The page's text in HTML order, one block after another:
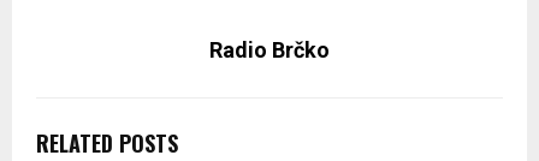
Radio Brčko
RELATED POSTS